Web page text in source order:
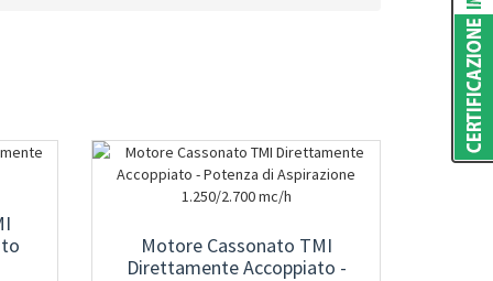
Motore Cassonato TMI
Direttamente Accoppiato -